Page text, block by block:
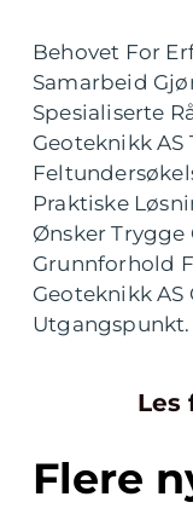
Behovet For
Samarbeid
Spesialiserte
Geoteknikk
Praktiske
Ønsker
Grunnforhold
Geoteknikk
Utgangspunkt.
Les
Flere